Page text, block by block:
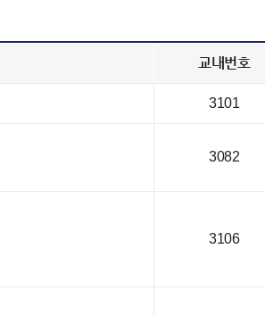
교내번호
3101
3082
3106